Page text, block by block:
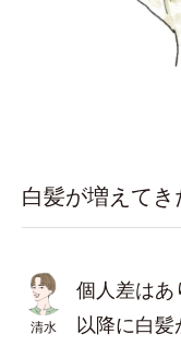
白髪が増えて
清水
個人差は
以降に白髪